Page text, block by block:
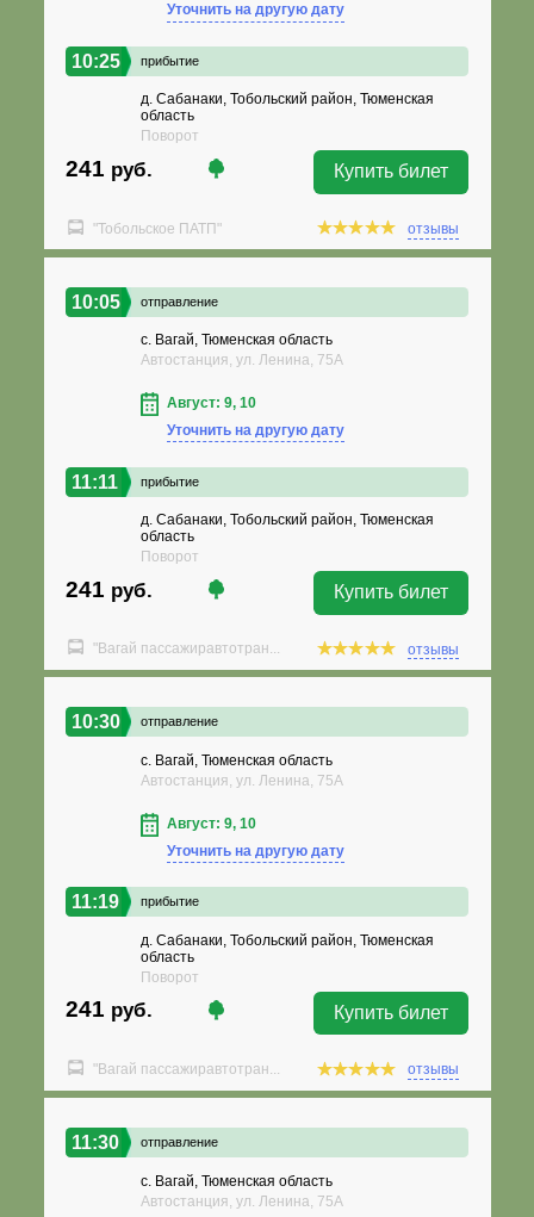
Уточнить на другую дату
10:25 прибытие
д. Сабанаки, Тобольский район, Тюменская
область
Поворот
241 руб. Купить билет
"Тобольское ПАТП" отзывы
10:05 отправление
с. Вагай, Тюменская область
Автостанция, ул. Ленина, 75А
Август: 9, 10
Уточнить на другую дату
11:11 прибытие
д. Сабанаки, Тобольский район, Тюменская
область
Поворот
241 руб. Купить билет
"Вагай пассажиравтотран... отзывы
10:30 отправление
с. Вагай, Тюменская область
Автостанция, ул. Ленина, 75А
Август: 9, 10
Уточнить на другую дату
11:19 прибытие
д. Сабанаки, Тобольский район, Тюменская
область
Поворот
241 руб. Купить билет
"Вагай пассажиравтотран... отзывы
11:30 отправление
с. Вагай, Тюменская область
Автостанция, ул. Ленина, 75А